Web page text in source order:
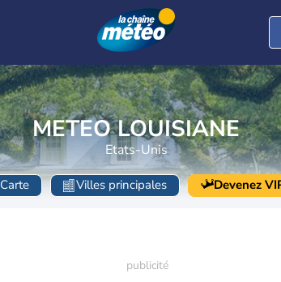
METEO LOUISIANE
Etats-Unis
Carte Villes principales Devenez